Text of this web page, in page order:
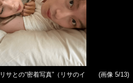
サとの“密着写真”（リサのイ
(画像 5/13)